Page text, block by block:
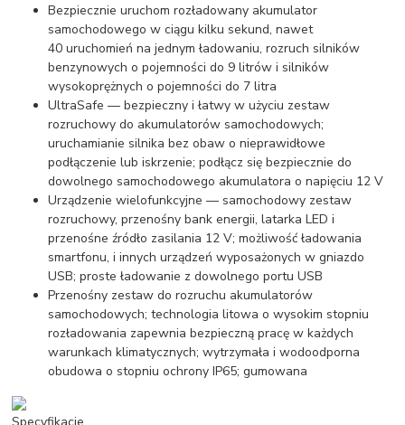
Bezpiecznie uruchom rozładowany akumulator
samochodowego w ciągu kilku sekund, nawet
40 uruchomień na jednym ładowaniu, rozruch silników
benzynowych o pojemności do 9 litrów i silników
wysokoprężnych o pojemności do 7 litra
UltraSafe — bezpieczny i łatwy w użyciu zestaw
rozruchowy do akumulatorów samochodowych;
uruchamianie silnika bez obaw o nieprawidłowe
podłączenie lub iskrzenie; podłącz się bezpiecznie do
dowolnego samochodowego akumulatora o napięciu 12 V
Urządzenie wielofunkcyjne — samochodowy zestaw
rozruchowy, przenośny bank energii, latarka LED i
przenośne źródło zasilania 12 V; możliwość ładowania
smartfonu, i innych urządzeń wyposażonych w gniazdo
USB; proste ładowanie z dowolnego portu USB
Przenośny zestaw do rozruchu akumulatorów
samochodowych; technologia litowa o wysokim stopniu
rozładowania zapewnia bezpieczną pracę w każdych
warunkach klimatycznych; wytrzymała i wodoodporna
obudowa o stopniu ochrony IP65; gumowana